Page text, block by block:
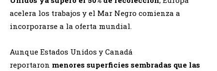
acelera los trabajos y el Mar Negro comienza a
incorporarse a la oferta mundial.
Aunque Estados Unidos y Canadá
reportaron menores superficies sembradas que las